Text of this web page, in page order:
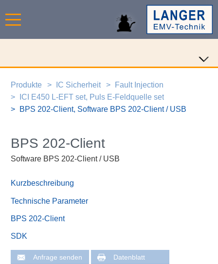
Produkte IC Sicherheit
Fault Injection
ICI E450 L-EFT set, Puls E-Feldquelle set
BPS 202-Client, Software BPS 202-Client / USB
BPS 202-Client
Software BPS 202-Client / USB
Kurzbeschreibung
Technische Parameter
BPS 202-Client
SDK
Anfrage senden Datenblatt